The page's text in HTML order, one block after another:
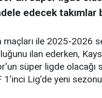
edecek takımlar
maçları ile 2025-2026
ilan ederken,
süper ligde olacağı
1’inci Lig’de yeni